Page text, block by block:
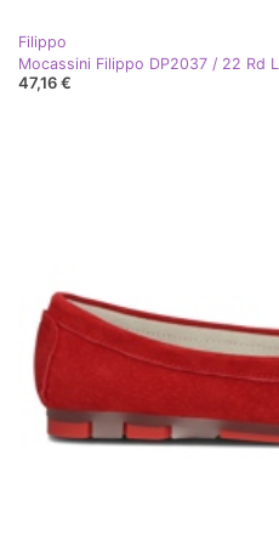
Filippo
Mocassini Filippo DP2037 / 22 Rd
47,16 €